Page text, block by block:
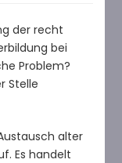
der recht
bei
Problem?
Stelle
alter
Es handelt